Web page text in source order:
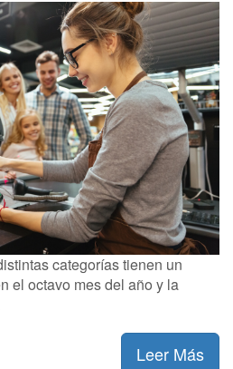
categorías tienen un
el octavo mes del año y la
Leer Más